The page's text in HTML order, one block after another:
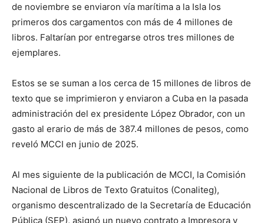
de noviembre se enviaron vía marítima a la Isla los
primeros dos cargamentos con más de 4 millones de
libros. Faltarían por entregarse otros tres millones de
ejemplares.
Estos se se suman a los cerca de 15 millones de libros de
texto que se imprimieron y enviaron a Cuba en la pasada
administración del ex presidente López Obrador, con un
gasto al erario de más de 387.4 millones de pesos, como
reveló MCCI en junio de 2025.
Al mes siguiente de la publicación de MCCI, la Comisión
Nacional de Libros de Texto Gratuitos (Conaliteg),
organismo descentralizado de la Secretaría de Educación
Pública (SEP), asignó un nuevo contrato a Impresora y